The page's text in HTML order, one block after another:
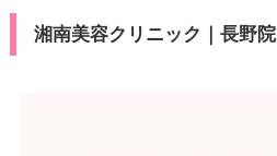
湘南美容クリニック｜長野院